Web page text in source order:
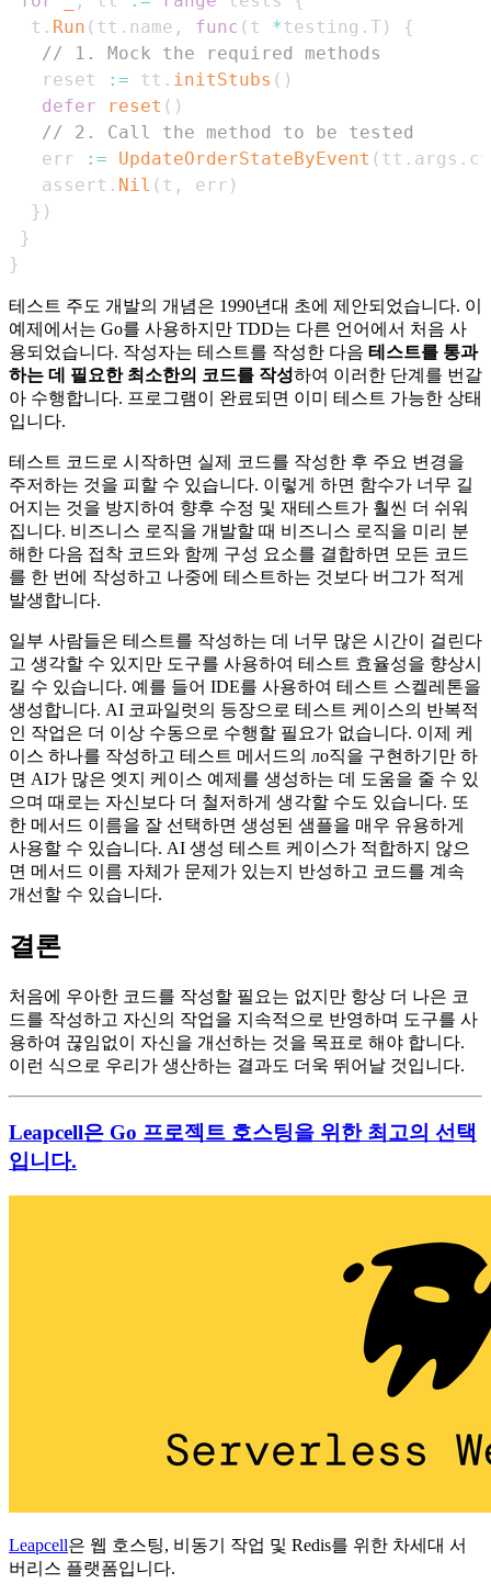
  t
. Run ( tt . name , func ( t *testing . T )
{
// 1. Mock the required methods
   reset
:= tt . initStubs ( )
defer
reset ( )
// 2. Call the method to be tested
   err
:= UpdateOrderStateByEvent ( tt . args .
   assert
. Nil ( t , err )
} )
}
}
테스트 주도 개발의 개념은 1990년대 초에 제안되었습니다. 이
예제에서는 Go를 사용하지만 TDD는 다른 언어에서 처음 사
용되었습니다. 작성자는 테스트를 작성한 다음 테스트를 통과
하는 데 필요한 최소한의 코드를 작성하여 이러한 단계를 번갈
아 수행합니다. 프로그램이 완료되면 이미 테스트 가능한 상태
입니다.
테스트 코드로 시작하면 실제 코드를 작성한 후 주요 변경을
주저하는 것을 피할 수 있습니다. 이렇게 하면 함수가 너무 길
어지는 것을 방지하여 향후 수정 및 재테스트가 훨씬 더 쉬워
집니다. 비즈니스 로직을 개발할 때 비즈니스 로직을 미리 분
해한 다음 접착 코드와 함께 구성 요소를 결합하면 모든 코드
를 한 번에 작성하고 나중에 테스트하는 것보다 버그가 적게
발생합니다.
일부 사람들은 테스트를 작성하는 데 너무 많은 시간이 걸린다
고 생각할 수 있지만 도구를 사용하여 테스트 효율성을 향상시
킬 수 있습니다. 예를 들어 IDE를 사용하여 테스트 스켈레톤을
생성합니다. AI 코파일럿의 등장으로 테스트 케이스의 반복적
인 작업은 더 이상 수동으로 수행할 필요가 없습니다. 이제 케
이스 하나를 작성하고 테스트 메서드의 ло직을 구현하기만 하
면 AI가 많은 엣지 케이스 예제를 생성하는 데 도움을 줄 수 있
으며 때로는 자신보다 더 철저하게 생각할 수도 있습니다. 또
한 메서드 이름을 잘 선택하면 생성된 샘플을 매우 유용하게
사용할 수 있습니다. AI 생성 테스트 케이스가 적합하지 않으
면 메서드 이름 자체가 문제가 있는지 반성하고 코드를 계속
개선할 수 있습니다.
결론
처음에 우아한 코드를 작성할 필요는 없지만 항상 더 나은 코
드를 작성하고 자신의 작업을 지속적으로 반영하며 도구를 사
용하여 끊임없이 자신을 개선하는 것을 목표로 해야 합니다.
이런 식으로 우리가 생산하는 결과도 더욱 뛰어날 것입니다.
Leapcell은 Go 프로젝트 호스팅을 위한 최고의 선택
입니다.
Leapcell은 웹 호스팅, 비동기 작업 및 Redis를 위한 차세대 서
버리스 플랫폼입니다.